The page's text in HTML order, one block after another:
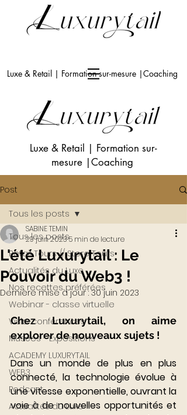
Luxe & Retail | Formation sur-mesure |Coaching
Luxe & Retail | Formation sur-
mesure |Coaching
Post
Tous les posts
Retail Tours // Store Tours
Actualités du Luxe
Nos recettes préférées
Webinar - classe virtuelle
Visio-conférences
Musées - Expositions
ACADEMY LUXURYTAIL
WEB3
Podcast
Actualités du Luxe
Tous les posts
L'été Luxurytail : Le
Pouvoir du Web3 !
SABINE TEMIN
29 juin 20235 min de lecture
Dernière mise à jour :30 juin 2023
Chez Luxurytail, on aime
explorer de nouveaux sujets !
Dans un monde de plus en plus
connecté, la technologie évolue à
une vitesse exponentielle, ouvrant la
voie à de nouvelles opportunités et